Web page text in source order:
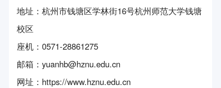
地址：杭州市钱塘区学林街16号杭州师范大学钱塘
校区
座机 ：0571-28861275
邮箱 ：yuanhb@hznu.edu.cn
网址 ： https://www.hznu.edu.cn